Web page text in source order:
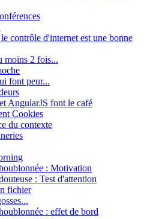
contrôle d'internet est une bonne
moins 2 fois...
font peur...
AngularJS font le café
Cookies
du contexte
: Motivation
: Test d'attention
fichier
: effet de bord